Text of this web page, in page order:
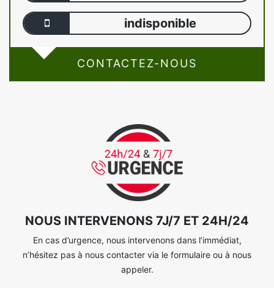
indisponible
CONTACTEZ-NOUS
NOUS INTERVENONS 7J/7 ET 24H/24
En cas d’urgence, nous intervenons dans l’immédiat,
n’hésitez pas à nous contacter via le formulaire ou à nous
appeler.